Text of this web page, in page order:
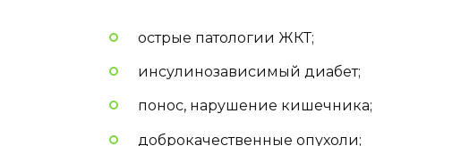
острые патологии ЖКТ;
инсулинозависимый диабет;
понос, нарушение кишечника;
доброкачественные опухоли;